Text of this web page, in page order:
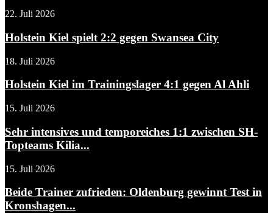
22. Juli 2026
Holstein Kiel spielt 2:2 gegen Swansea City
18. Juli 2026
Holstein Kiel im Trainingslager 4:1 gegen Al Ahli
15. Juli 2026
Sehr intensives und temporeiches 1:1 zwischen SH-
Topteams Kilia...
15. Juli 2026
Beide Trainer zufrieden: Oldenburg gewinnt Test in
Kronshagen...